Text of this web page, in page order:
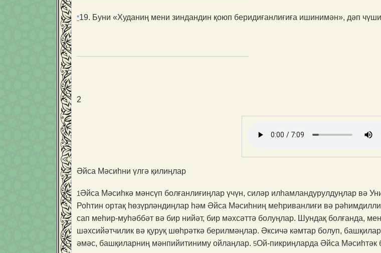
*19. Буни «Худаниң мени зиндандин қоюп беридиғанлиғиға ишинимән», дәп
2
Әйса Мәсиһни үлгә қилиңлар
1Әйса Мәсиһкә мәнсүп болғанлиғиңлар үчүн, силәр илһамлан­ду­рулдуңлар вә
Роһтин ортақ һөзүрләндиңлар һәм Әйса Мәсиһниң меһри­ван­лиғи вә
сап меһир-муһәббәт вә бир нийәт, бир мәхсәттә болуң­лар. Шундақ болғанда,
шәхсийәтчилик вә қуруқ шөһрәткә берилмәңлар. Әксичә кәмтар болуп,
әмәс, башқиларниң мәнпийитиниму ойлаңлар. 5Ой-пикриңларда Әйса Мәсиһтәк